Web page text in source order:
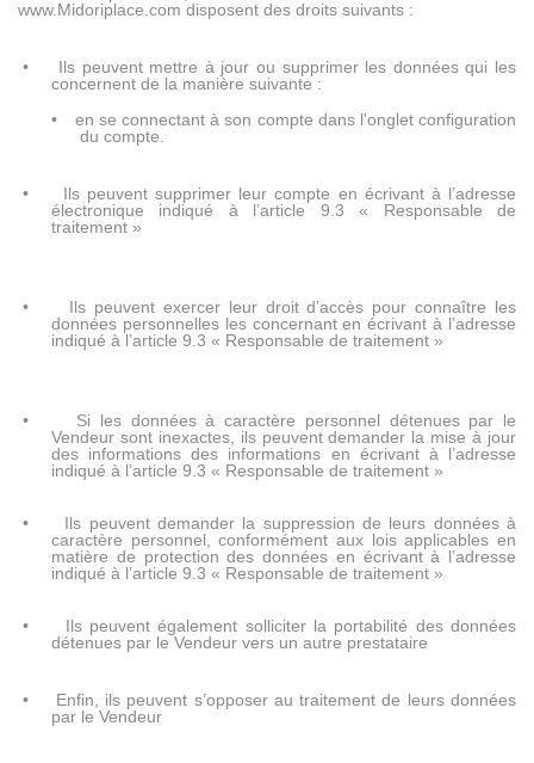
www.Midoriplace.com disposent des droits suivants :
•
Ils peuvent mettre à jour ou supprimer les données qui les
concernent de la manière suivante :
•
en se connectant à son compte dans l'onglet configuration
du compte.
•
Ils peuvent supprimer leur compte en écrivant à l’adresse
électronique indiqué à l’article 9.3 « Responsable de
traitement »
•
Ils peuvent exercer leur droit d’accès pour connaître les
données personnelles les concernant en écrivant à l’adresse
indiqué à l’article 9.3 « Responsable de traitement »
•
Si les données à caractère personnel détenues par le
Vendeur sont inexactes, ils peuvent demander la mise à jour
des informations des informations en écrivant à l’adresse
indiqué à l’article 9.3 « Responsable de traitement »
•
Ils peuvent demander la suppression de leurs données à
caractère personnel, conformément aux lois applicables en
matière de protection des données en écrivant à l’adresse
indiqué à l’article 9.3 « Responsable de traitement »
•
Ils peuvent également solliciter la portabilité des données
détenues par le Vendeur vers un autre prestataire
•
Enfin, ils peuvent s’opposer au traitement de leurs données
par le Vendeur